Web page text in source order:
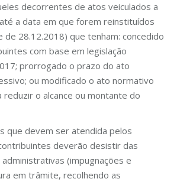
decorrentes de atos veiculados a
a data em que forem reinstituídos
28.12.2018) que tenham: concedido
com base em legislação
prorrogado o prazo do ato
ou modificado o ato normativo
reduzir o alcance ou montante do
que devem ser atendida pelos
deverão desistir das
(impugnações e
em trâmite, recolhendo as